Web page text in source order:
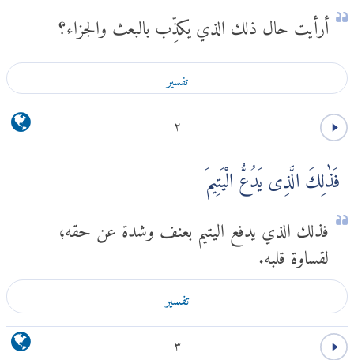
أرأيت حال ذلك الذي يكذِّب بالبعث والجزاء؟
تفسير
٢
فَذٰلِكَ الَّذِى يَدُعُّ الْيَتِيمَ
فذلك الذي يدفع اليتيم بعنف وشدة عن حقه؛
لقساوة قلبه.
تفسير
٣